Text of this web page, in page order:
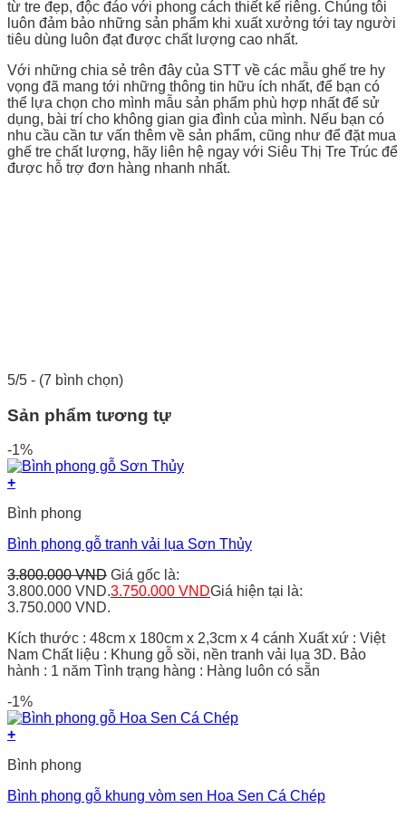
từ tre đẹp, độc đáo với phong cách thiết kế riêng. Chúng tôi
luôn đảm bảo những sản phẩm khi xuất xưởng tới tay người
tiêu dùng luôn đạt được chất lượng cao nhất.
Với những chia sẻ trên đây của STT về các mẫu ghế tre hy
vọng đã mang tới những thông tin hữu ích nhất, để bạn có
thể lựa chọn cho mình mẫu sản phẩm phù hợp nhất để sử
dụng, bài trí cho không gian gia đình của mình. Nếu bạn có
nhu cầu cần tư vấn thêm về sản phẩm, cũng như để đặt mua
ghế tre chất lượng, hãy liên hệ ngay với Siêu Thị Tre Trúc để
được hỗ trợ đơn hàng nhanh nhất.
5/5 - (7 bình chọn)
Sản phẩm tương tự
-1%
+
Bình phong
Bình phong gỗ tranh vải lụa Sơn Thủy
3.800.000VND Giá gốc là:
3.800.000 VND.3.750.000 VNDGiá hiện tại là:
3.750.000 VND.
Kích thước : 48cm x 180cm x 2,3cm x 4 cánh Xuất xứ : Việt
Nam Chất liệu : Khung gỗ sồi, nền tranh vải lụa 3D. Bảo
hành : 1 năm Tình trạng hàng : Hàng luôn có sẵn
-1%
+
Bình phong
Bình phong gỗ khung vòm sen Hoa Sen Cá Chép